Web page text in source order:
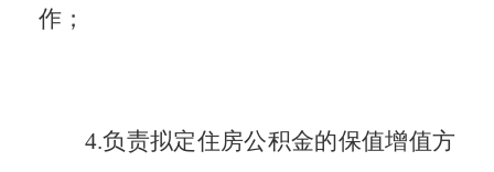
作；
4.负责拟定住房公积金的保值增值方